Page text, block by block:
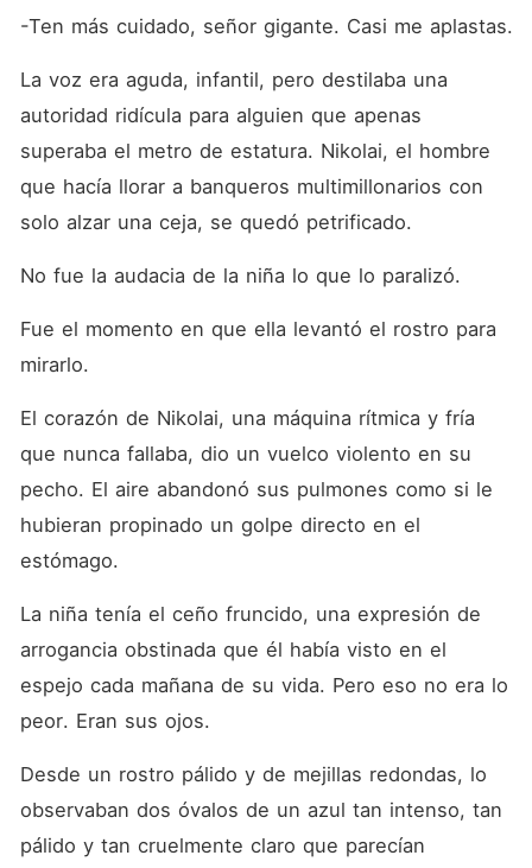
-Ten más cuidado, señor gigante. Casi me aplastas.
La voz era aguda, infantil, pero destilaba una
autoridad ridícula para alguien que apenas
superaba el metro de estatura. Nikolai, el hombre
que hacía llorar a banqueros multimillonarios con
solo alzar una ceja, se quedó petrificado.
No fue la audacia de la niña lo que lo paralizó.
Fue el momento en que ella levantó el rostro para
mirarlo.
El corazón de Nikolai, una máquina rítmica y fría
que nunca fallaba, dio un vuelco violento en su
pecho. El aire abandonó sus pulmones como si le
hubieran propinado un golpe directo en el
estómago.
La niña tenía el ceño fruncido, una expresión de
arrogancia obstinada que él había visto en el
espejo cada mañana de su vida. Pero eso no era lo
peor. Eran sus ojos.
Desde un rostro pálido y de mejillas redondas, lo
observaban dos óvalos de un azul tan intenso, tan
pálido y tan cruelmente claro que parecían